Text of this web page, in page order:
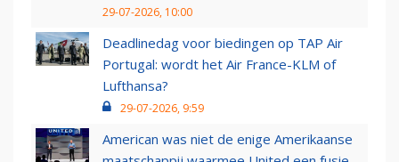
29-07-2026, 10:00
Deadlinedag voor biedingen op TAP Air
Portugal: wordt het Air France-KLM of
Lufthansa?
29-07-2026, 9:59
American was niet de enige Amerikaanse